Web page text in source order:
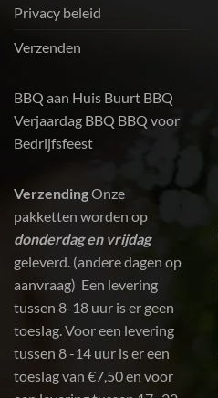
Privacy beleid
Verzenden
BBQ aan Huis Buurt BBQ
Verjaardag BBQ BBQ voor
Bedrijfsfeest
VerzendingOnze
pakketten worden op
donderdag en vrijdag
geleverd. (andere dagen op
aanvraag) Een levering
tussen 8-18 uur is er geen
toeslag. Voor een levering
tussen 8 -14 uur is er een
toeslag van €7,50 en voor